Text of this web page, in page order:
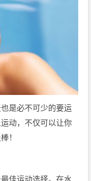
是必不可少的要运
动，不仅可以让你
！
佳运动选择。在水